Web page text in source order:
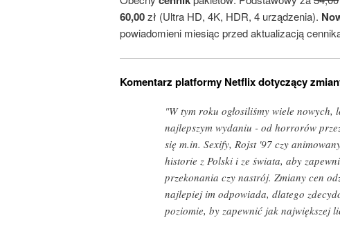
60,00zł (Ultra HD, 4K, HDR, 4 urządzenia).
powiadomieni miesiąc przed aktualizacją
Komentarz platformy Netflix dotyczący
"W tym roku ogłosiliśmy wiele
najlepszym wydaniu - od horrorów
się m.in. Sexify, Rojst '97 czy
historie z Polski i ze świata, aby
przekonania czy nastrój. Zmiany cen
najlepiej im odpowiada, dlatego
poziomie, by zapewnić jak największej